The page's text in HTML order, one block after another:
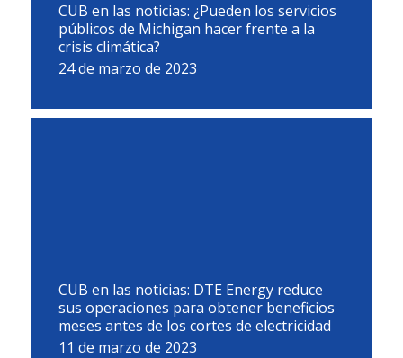
CUB en las noticias: ¿Pueden los servicios
públicos de Michigan hacer frente a la
crisis climática?
24 de marzo de 2023
CUB en las noticias: DTE Energy reduce
sus operaciones para obtener beneficios
meses antes de los cortes de electricidad
11 de marzo de 2023